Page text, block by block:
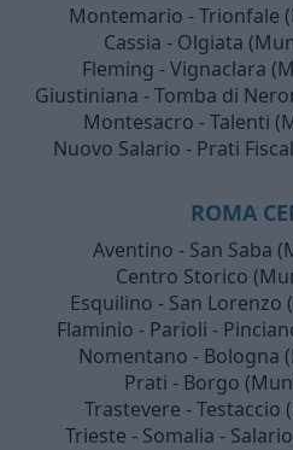
Montemario - Trionfale
Cassia - Olgiata
Fleming - Vignaclara
Giustiniana - Tomba di
Montesacro - Talenti
Nuovo Salario - Prati
ROMA
Aventino - San Saba
Centro Storico
Esquilino - San Lorenzo
Flaminio - Parioli -
Nomentano - Bologna
Prati - Borgo
Trastevere - Testaccio
Trieste - Somalia -